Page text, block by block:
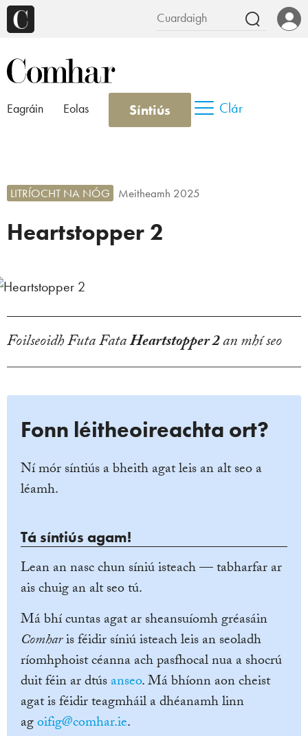
Eagráin Eolas Síntiús Clár
Heartstopper 2
LITRÍOCHT NA NÓG Meitheamh 2025
Foilseoidh Futa FataHeartstopper2an mhí seo
Fonn léitheoireachta ort?
Ní mór síntiús a bheith agat leis an alt seo a
léamh.
Tá síntiús agam!
Lean an nasc chun síniú isteach — tabharfar ar
ais chuig an alt seo tú.
Má bhí cuntas agat ar sheansuíomh gréasáin
Comharis féidir síniú isteach leis an seoladh
ríomhphoist céanna ach pasfhocal nua a shocrú
duit féin ar dtúsanseo. Má bhíonn aon cheist
agat is féidir teagmháil a dhéanamh linn
agoifig@comhar.ie.